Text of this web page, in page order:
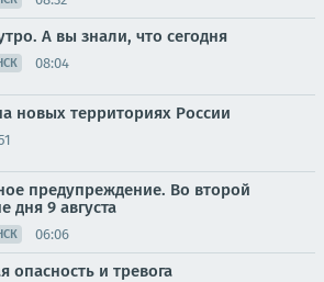
А вы знали, что сегодня
08:04
новых территориях России
предупреждение. Во второй
дня 9 августа
06:06
опасность и тревога